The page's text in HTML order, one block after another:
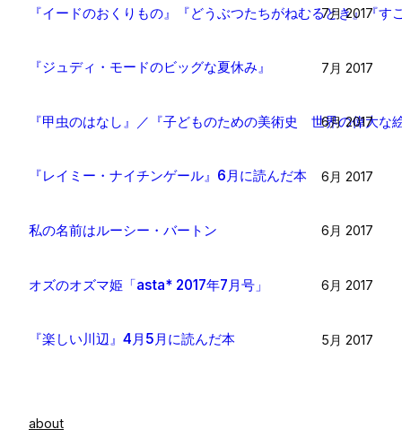
『イードのおくりもの』『どうぶつたちがねむるとき』『
7月 2017
『ジュディ・モードのビッグな夏休み』 7月 2017
『甲虫のはなし』／『子どものための美術史 世界の偉大な
6月 2017
『レイミー・ナイチンゲール』6月に読んだ本 6月 2017
私の名前はルーシー・バートン 6月 2017
オズのオズマ姫「asta* 2017年7月号」 6月 2017
『楽しい川辺』4月5月に読んだ本 5月 2017
about